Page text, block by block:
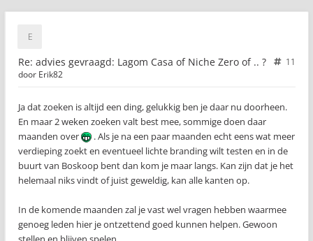
Re: advies gevraagd: Lagom Casa of Niche Zero of .. ?
11
door Erik82
Ja dat zoeken is altijd een ding, gelukkig ben je daar nu doorheen.
En maar 2 weken zoeken valt best mee, sommige doen daar
maanden over
. Als je na een paar maanden echt eens wat meer
verdieping zoekt en eventueel lichte branding wilt testen en in de
buurt van Boskoop bent dan kom je maar langs. Kan zijn dat je het
helemaal niks vindt of juist geweldig, kan alle kanten op.
In de komende maanden zal je vast wel vragen hebben waarmee
genoeg leden hier je ontzettend goed kunnen helpen. Gewoon